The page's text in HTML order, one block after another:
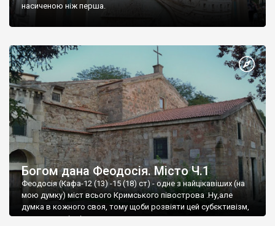
насиченою ніж перша.
Богом дана Феодосія. Місто Ч.1
Феодосія (Кафа-12 (13) -15 (18) ст) - одне з найцікавіших (на
мою думку) міст всього Кримського півострова .Ну,але
думка в кожного своя, тому щоби розвіяти цей субєктивізм,
запрошую відвідати це